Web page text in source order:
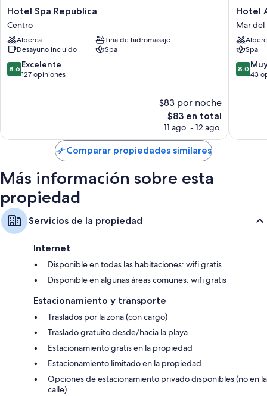
Otros de los servicios que también encontrarás incluyen:
Tinas, amenidades de baño gratuitas y secadoras de cabello
Televisiones LCD de 32 pulgadas con canales por cable
Calefacción, servicio de limpieza diario y escritorios
Hotel
Spa
Republica
Centro
Hotel Spa Republica
Centro
Alberca
Tina de hidromasaje
Desayuno incluido
Spa
8.6
de
8.6 Excelente
127 opiniones
$83 por noche
El
precio
es
$83 en total
11 ago. - 12 ago.
Hotel
Aatrac
Mar
del
Plata
Hotel
Mar del
Spa
8.0
de
8.0
43
Comparar propiedades similares
Más información sobre esta
propiedad
Servicios de la propiedad
Internet
Disponible en todas las habitaciones: wifi gratis
Disponible en algunas áreas comunes: wifi gratis
Estacionamiento y transporte
Traslados por la zona (con cargo)
Traslado gratuito desde/hacia la playa
Estacionamiento gratis en la propiedad
Estacionamiento limitado en la propiedad
Opciones de estacionamiento privado disponibles (no en la
calle)